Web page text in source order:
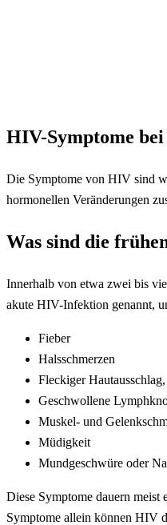
HIV-Symptome
Die Symptome von HIV sind
hormonellen Veränderungen
Was sind die
Innerhalb von etwa zwei bis
akute HIV-Infektion genannt,
Fieber
Halsschmerzen
Fleckiger
Geschwollene
Muskel- und
Müdigkeit
Mundgeschwüre oder
Diese Symptome dauern
Symptome allein können HIV